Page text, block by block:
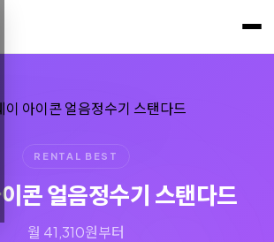
RENTAL BEST
이콘 얼음정수기 스탠다드
월 41,310원부터